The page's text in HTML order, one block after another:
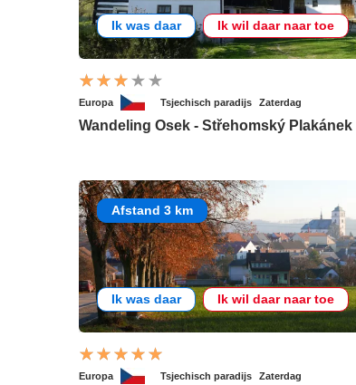
Ik was daar Ik wil daar naar toe
Europa Tsjechisch paradijs Zaterdag
Wandeling Osek - Střehomský Plakánek
Afstand 3 km
Ik was daar Ik wil daar naar toe
Europa Tsjechisch paradijs Zaterdag